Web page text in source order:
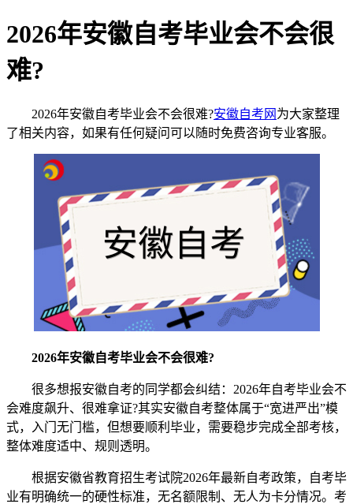
2026年安徽自考毕业会不会很
难?
2026年安徽自考毕业会不会很难?安徽自考网 为大家整理
了相关内容，如果有任何疑问可以随时免费咨询专业客服。
2026年安徽自考毕业会不会很难?
很多想报安徽自考的同学都会纠结：2026年自考毕业会不
会难度飙升、很难拿证?其实安徽自考整体属于“宽进严出”模
式，入门无门槛，但想要顺利毕业，需要稳步完成全部考核，
整体难度适中、规则透明。
根据安徽省教育招生考试院2026年最新自考政策，自考毕
业有明确统一的硬性标准，无名额限制、无人为卡分情况。考